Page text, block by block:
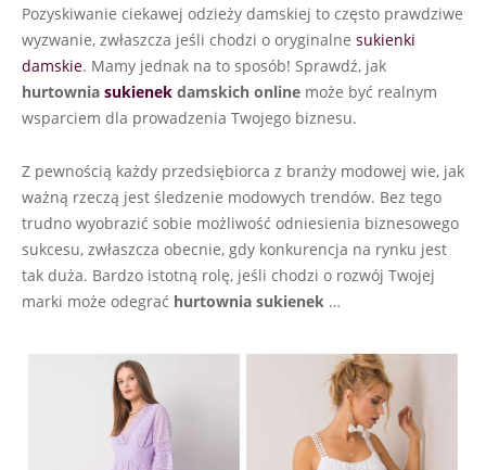
Pozyskiwanie ciekawej odzieży damskiej to często prawdziwe
wyzwanie, zwłaszcza jeśli chodzi o oryginalne sukienki
damskie. Mamy jednak na to sposób! Sprawdź, jak
hurtownia sukienek damskich online może być realnym
wsparciem dla prowadzenia Twojego biznesu.
Z pewnością każdy przedsiębiorca z branży modowej wie, jak
ważną rzeczą jest śledzenie modowych trendów. Bez tego
trudno wyobrazić sobie możliwość odniesienia biznesowego
sukcesu, zwłaszcza obecnie, gdy konkurencja na rynku jest
tak duża. Bardzo istotną rolę, jeśli chodzi o rozwój Twojej
marki może odegrać hurtownia sukienek …